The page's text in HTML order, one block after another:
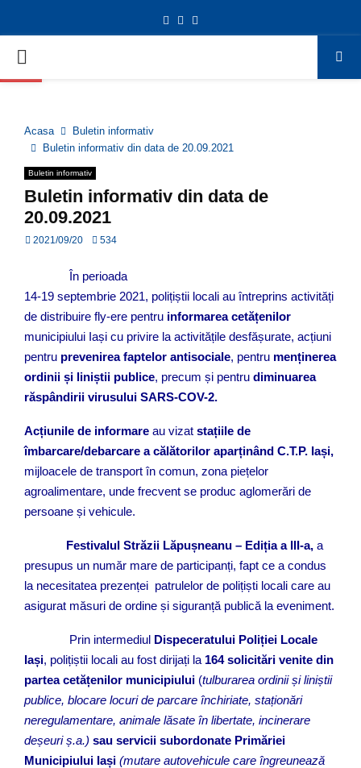
Deschide bara de unelte
Facebook
Twitter
PRIMARY
Acasa
Buletin informativ
Buletin informativ din data de 20.09.2021
Buletin informativ
Buletin informativ din data de
20.09.2021
2021/09/20 534
În perioada
14-19 septembrie 2021, polițiștii locali au întreprins activități
de distribuire fly-ere pentru informarea cetățenilor
municipiului Iași cu privire la activitățile desfășurate, acțiuni
pentru prevenirea faptelor antisociale, pentru menținerea
ordinii și liniștii publice, precum și pentru diminuarea
răspândirii virusului SARS-COV-2.
Acțiunile de informare au vizat stațiile de
îmbarcare/debarcare a călătorilor aparținând C.T.P. Iași,
mijloacele de transport în comun, zona piețelor
agroalimentare, unde frecvent se produc aglomerări de
persoane și vehicule.
Festivalul Străzii Lăpușneanu – Ediția a III-a, a
presupus un număr mare de participanți, fapt ce a condus
la necesitatea prezenței patrulelor de polițiști locali care au
asigurat măsuri de ordine și siguranță publică la eveniment.
Prin intermediul Dispeceratului Poliției Locale
Iași, polițiștii locali au fost dirijați la 164 solicitări venite din
partea cetățenilor municipiului (tulburarea ordinii și liniștii
publice, blocare locuri de parcare închiriate, staționări
neregulamentare, animale lăsate în libertate, incinerare
deșeuri ș.a.) sau servicii subordonate Primăriei
Municipiului Iași (mutare autovehicule care îngreunează